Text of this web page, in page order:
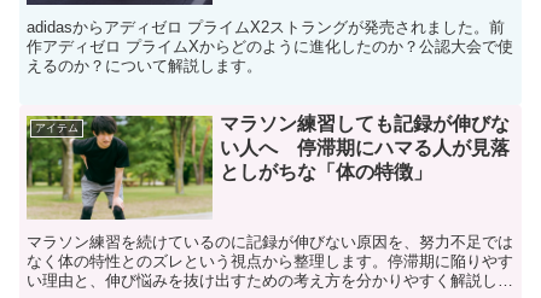
adidasからアディゼロ プライムX2ストラングが発売されました。前
作アディゼロ プライムXからどのように進化したのか？公認大会で使
えるのか？について解説します。
アイテム
マラソン練習しても記録が伸びな
い人へ 停滞期にハマる人が見落
としがちな「体の特徴」
マラソン練習を続けているのに記録が伸びない原因を、努力不足では
なく体の特性とのズレという視点から整理します。停滞期に陥りやす
い理由と、伸び悩みを抜け出すための考え方を分かりやすく解説しま